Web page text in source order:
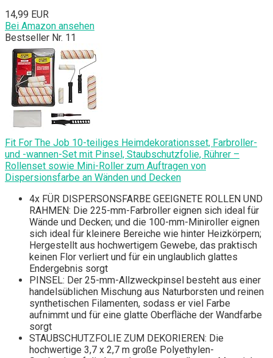
14,99 EUR
Bei Amazon ansehen
Bestseller Nr. 11
Fit For The Job 10-teiliges Heimdekorationsset, Farbroller-
und -wannen-Set mit Pinsel, Staubschutzfolie, Rührer –
Rollenset sowie Mini-Roller zum Auftragen von
Dispersionsfarbe an Wänden und Decken
4x FÜR DISPERSONSFARBE GEEIGNETE ROLLEN UND
RAHMEN: Die 225-mm-Farbroller eignen sich ideal für
Wände und Decken; und die 100-mm-Miniroller eignen
sich ideal für kleinere Bereiche wie hinter Heizkörpern;
Hergestellt aus hochwertigem Gewebe, das praktisch
keinen Flor verliert und für ein unglaublich glattes
Endergebnis sorgt
PINSEL: Der 25-mm-Allzweckpinsel besteht aus einer
handelsüblichen Mischung aus Naturborsten und reinen
synthetischen Filamenten, sodass er viel Farbe
aufnimmt und für eine glatte Oberfläche der Wandfarbe
sorgt
STAUBSCHUTZFOLIE ZUM DEKORIEREN: Die
hochwertige 3,7 x 2,7 m große Polyethylen-